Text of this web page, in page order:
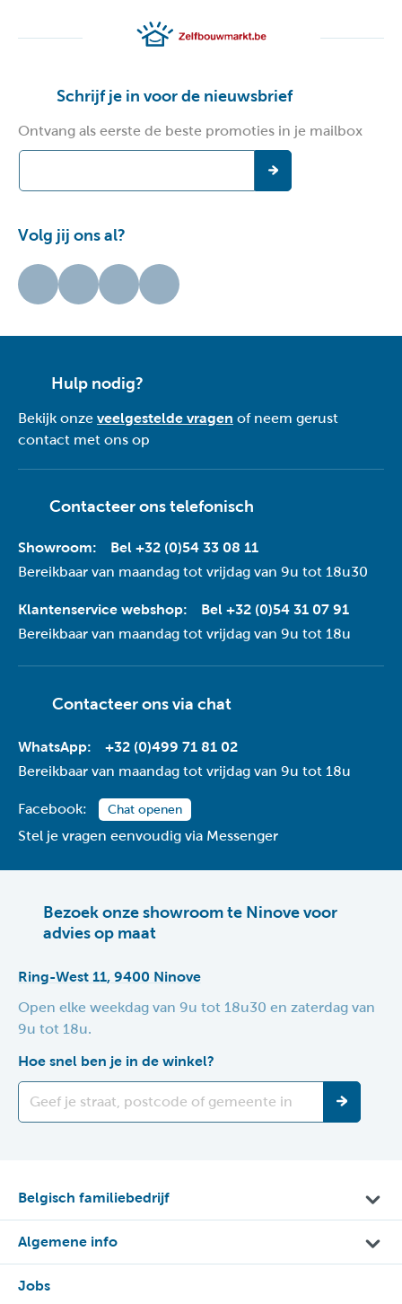
Schrijf je in voor de nieuwsbrief
Ontvang als eerste de beste promoties in je mailbox
Volg jij ons al?
Hulp nodig?
Bekijk onze veelgestelde vragen of neem gerust
contact met ons op
Contacteer ons telefonisch
Showroom:
Bel +32 (0)54 33 08 11
Bereikbaar van maandag tot vrijdag van 9u tot 18u30
Klantenservice webshop:
Bel +32 (0)54 31 07 91
Bereikbaar van maandag tot vrijdag van 9u tot 18u
Contacteer ons via chat
WhatsApp:
+32 (0)499 71 81 02
Bereikbaar van maandag tot vrijdag van 9u tot 18u
Facebook: Chat openen
Stel je vragen eenvoudig via Messenger
Bezoek onze showroom te Ninove voor
advies op maat
Ring-West 11, 9400 Ninove
Open elke weekdag van 9u tot 18u30 en zaterdag van
9u tot 18u.
Hoe snel ben je in de winkel?
Belgisch familiebedrijf
Algemene info
Jobs